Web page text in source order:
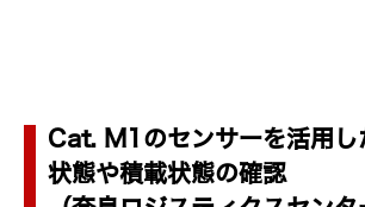
Cat. M1のセンサーを活用し
状態や積載状態の確認